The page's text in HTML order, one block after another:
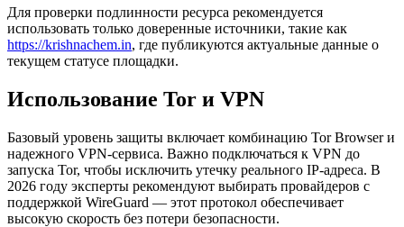
Для проверки подлинности ресурса рекомендуется
использовать только доверенные источники, такие как
https://krishnachem.in, где публикуются актуальные данные о
текущем статусе площадки.
Использование Tor и VPN
Базовый уровень защиты включает комбинацию Tor Browser и
надежного VPN-сервиса. Важно подключаться к VPN до
запуска Tor, чтобы исключить утечку реального IP-адреса. В
2026 году эксперты рекомендуют выбирать провайдеров с
поддержкой WireGuard — этот протокол обеспечивает
высокую скорость без потери безопасности.